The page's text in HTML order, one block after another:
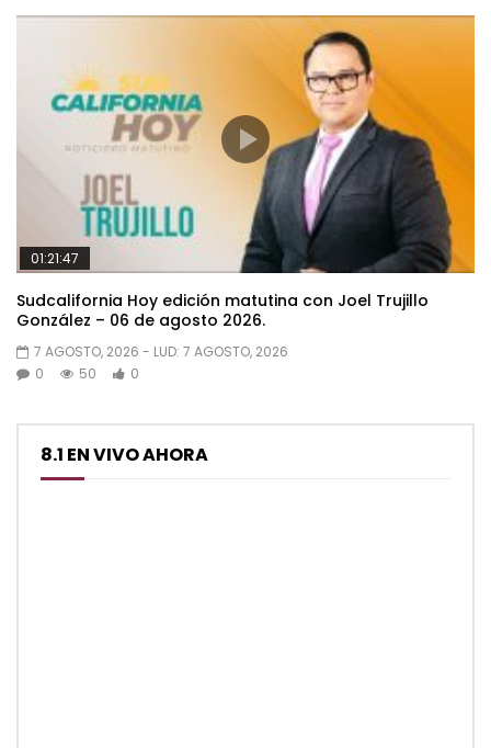
01:21:47
Sudcalifornia Hoy edición matutina con Joel Trujillo
González – 06 de agosto 2026.
7 AGOSTO, 2026 - LUD: 7 AGOSTO, 2026
0
50 0
8.1 EN VIVO AHORA